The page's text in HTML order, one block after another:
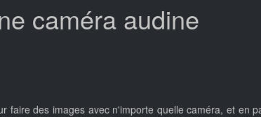
caméra audine
des images avec n'importe quelle caméra, et en